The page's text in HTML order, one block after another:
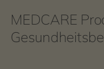
MEDCARE